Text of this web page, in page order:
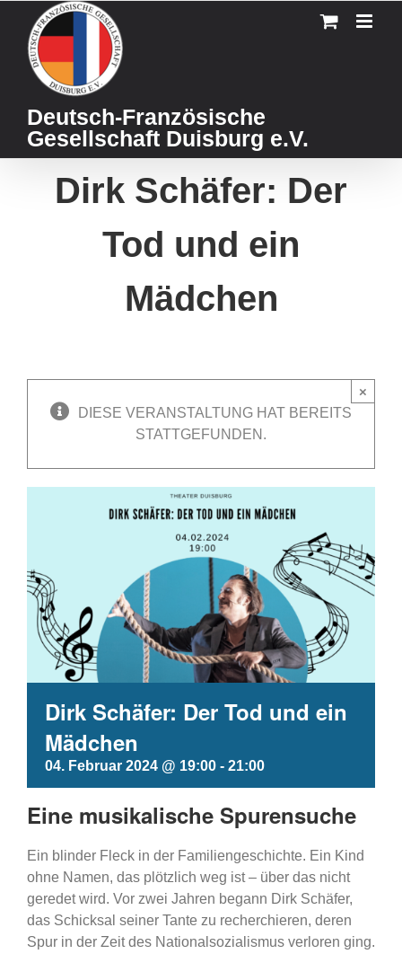
content
Deutsch-Französische
Gesellschaft Duisburg e.V.
Dirk Schäfer: Der
Tod und ein
Mädchen
DIESE VERANSTALTUNG HAT BEREITS
STATTGEFUNDEN.
×
Dirk Schäfer: Der Tod und ein
Mädchen
04. Februar 2024 @ 19:00 - 21:00
Eine musikalische Spurensuche
Ein blinder Fleck in der Familiengeschichte. Ein Kind
ohne Namen, das plötzlich weg ist – über das nicht
geredet wird. Vor zwei Jahren begann Dirk Schäfer,
das Schicksal seiner Tante zu recherchieren, deren
Spur in der Zeit des Nationalsozialismus verloren ging.